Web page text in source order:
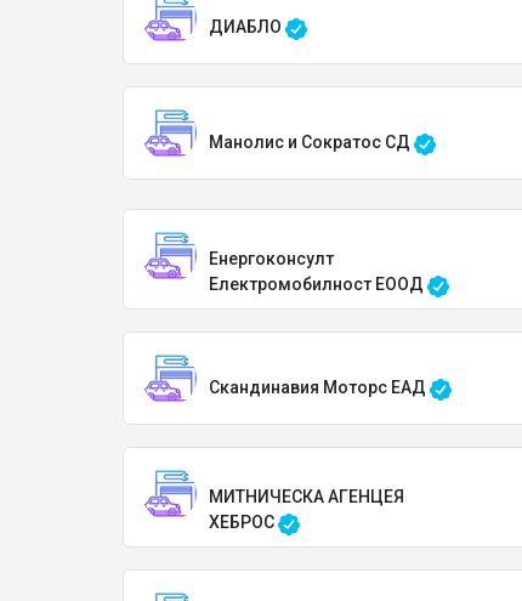
ДИАБЛО
Манолис и Сократос СД
Енергоконсулт
Електромобилност ЕООД
Скандинавия Моторс ЕАД
МИТНИЧЕСКА АГЕНЦЕЯ
ХЕБРОС